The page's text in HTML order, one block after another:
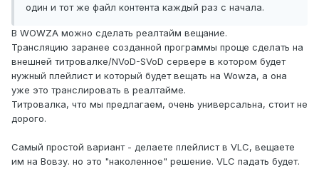
один и тот же файл контента каждый раз с начала.
В WOWZA можно сделать реалтайм вещание.
Трансляцию заранее созданной программы проще сделать на
внешней титровалке/NVoD-SVoD сервере в котором будет
нужный плейлист и который будет вещать на Wowza, а она
уже это транслировать в реалтайме.
Титровалка, что мы предлагаем, очень универсальна, стоит не
дорого.
Самый простой вариант - делаете плейлист в VLC, вещаете
им на Вовзу. но это "наколенное" решение. VLC падать будет.